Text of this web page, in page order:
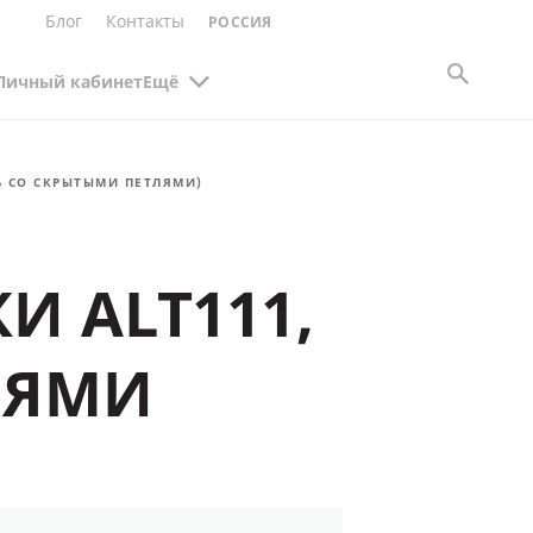
Блог Контакты РОССИЯ
кабинетЕщё
СО СКРЫТЫМИ ПЕТЛЯМИ)
ALT111,